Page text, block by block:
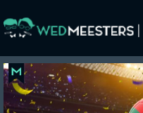
to
content